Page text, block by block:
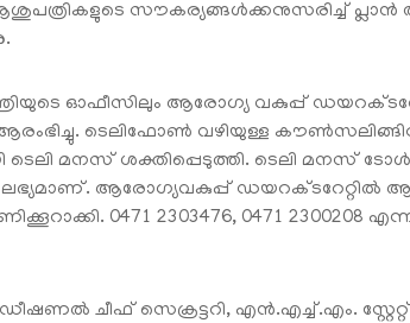
സൗകര്യങ്ങൾക്കനുസരിച്ച് പ്ലാൻ
ഓഫീസിലും ആരോഗ്യ വകുപ്പ്
ടെലിഫോൺ വഴിയുള്ള
മനസ് ശക്തിപ്പെടുത്തി. ടെലി മനസ്
ആരോഗ്യവകുപ്പ് ഡയറക്ടറേറ്റിൽ
0471 2303476, 0471 2300208
ചീഫ് സെക്രട്ടറി, എൻ.എച്ച്.എം.